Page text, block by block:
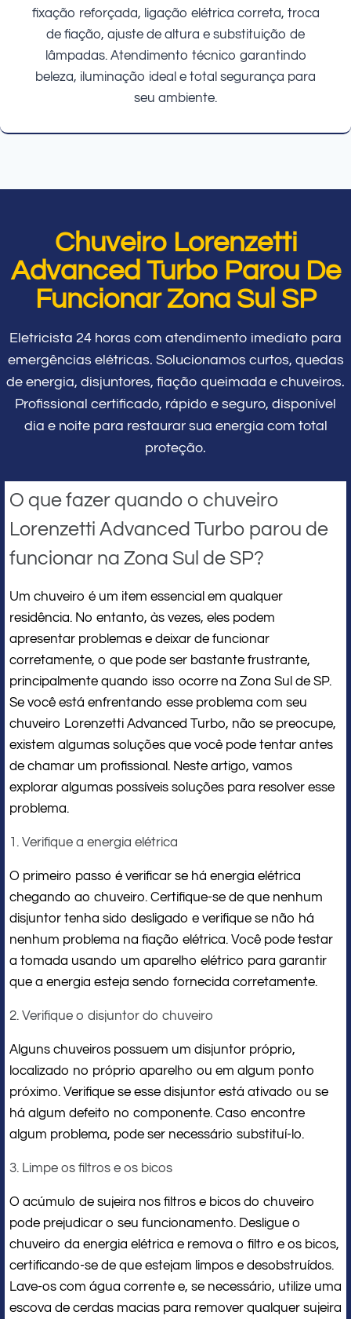
fixação reforçada, ligação elétrica correta, troca
de fiação, ajuste de altura e substituição de
lâmpadas. Atendimento técnico garantindo
beleza, iluminação ideal e total segurança para
seu ambiente.
Chuveiro Lorenzetti
Advanced Turbo Parou De
Funcionar Zona Sul SP
Eletricista 24 horas com atendimento imediato para
emergências elétricas. Solucionamos curtos, quedas
de energia, disjuntores, fiação queimada e chuveiros.
Profissional certificado, rápido e seguro, disponível
dia e noite para restaurar sua energia com total
proteção.
O que fazer quando o chuveiro
Lorenzetti Advanced Turbo parou de
funcionar na Zona Sul de SP?
Um chuveiro é um item essencial em qualquer
residência. No entanto, às vezes, eles podem
apresentar problemas e deixar de funcionar
corretamente, o que pode ser bastante frustrante,
principalmente quando isso ocorre na Zona Sul de SP.
Se você está enfrentando esse problema com seu
chuveiro Lorenzetti Advanced Turbo, não se preocupe,
existem algumas soluções que você pode tentar antes
de chamar um profissional. Neste artigo, vamos
explorar algumas possíveis soluções para resolver esse
problema.
1. Verifique a energia elétrica
O primeiro passo é verificar se há energia elétrica
chegando ao chuveiro. Certifique-se de que nenhum
disjuntor tenha sido desligado e verifique se não há
nenhum problema na fiação elétrica. Você pode testar
a tomada usando um aparelho elétrico para garantir
que a energia esteja sendo fornecida corretamente.
2. Verifique o disjuntor do chuveiro
Alguns chuveiros possuem um disjuntor próprio,
localizado no próprio aparelho ou em algum ponto
próximo. Verifique se esse disjuntor está ativado ou se
há algum defeito no componente. Caso encontre
algum problema, pode ser necessário substituí-lo.
3. Limpe os filtros e os bicos
O acúmulo de sujeira nos filtros e bicos do chuveiro
pode prejudicar o seu funcionamento. Desligue o
chuveiro da energia elétrica e remova o filtro e os bicos,
certificando-se de que estejam limpos e desobstruídos.
Lave-os com água corrente e, se necessário, utilize uma
escova de cerdas macias para remover qualquer sujeira